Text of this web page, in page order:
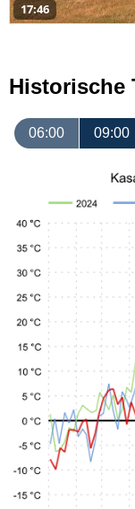
17:46
Historische
06:00 09:00